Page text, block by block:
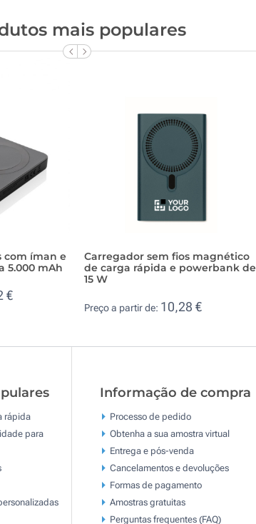
mais populares
com íman e
5.000 mAh
€
Carregador sem fios magnético
de carga rápida e powerbank de
15 W
Preço a partir de: 10,28 €
rápida
para
Informação de compra
Processo de pedido
Obtenha a sua amostra virtual
Entrega e pós-venda
Cancelamentos e devoluções
Formas de pagamento
Amostras gratuitas
Perguntas frequentes (FAQ)